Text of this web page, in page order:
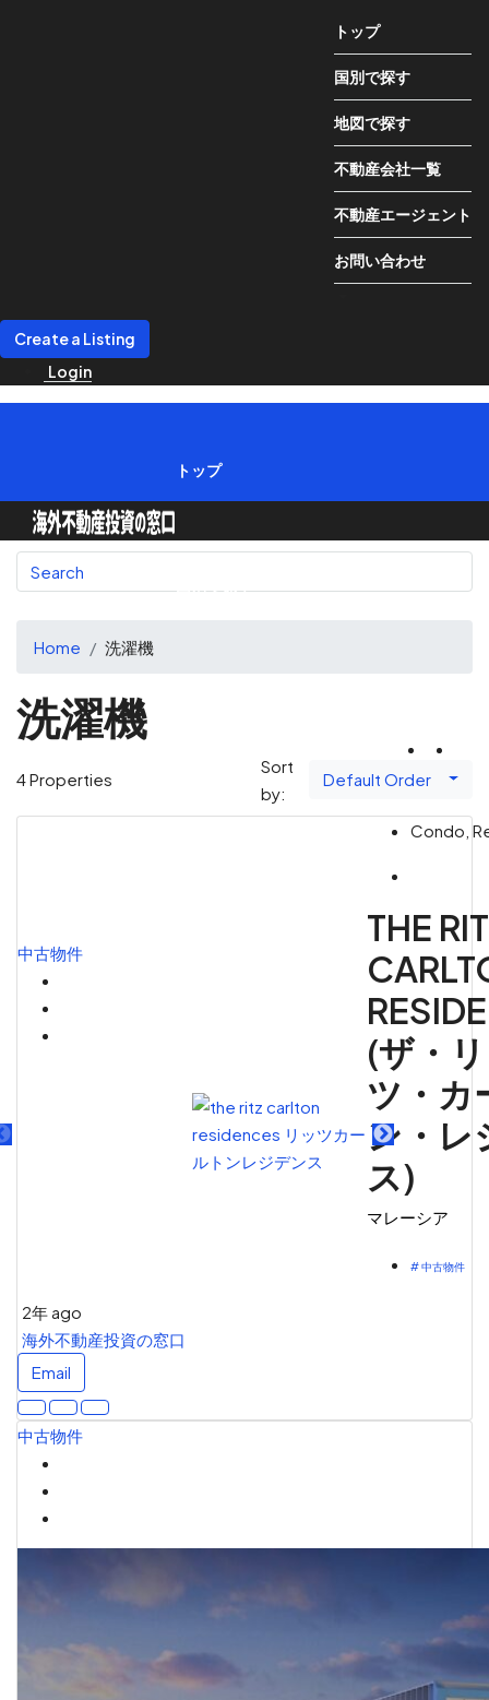
トップ
国別で探す
地図で探す
不動産会社一覧
不動産エージェント
お問い合わせ
Create a Listing
Login
トップ
不動産会社一覧
Home 洗濯機
洗濯機
4 Properties
Sort
by:
Default Order
中古物件
Condo,
THE
(ザ・
ツ・カ
ン・レ
ス)
マレーシア
# 中古物件
2年 ago
海外不動産投資の窓口
Email
中古物件